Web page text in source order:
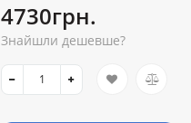
4730грн.
Знайшли дешевше?